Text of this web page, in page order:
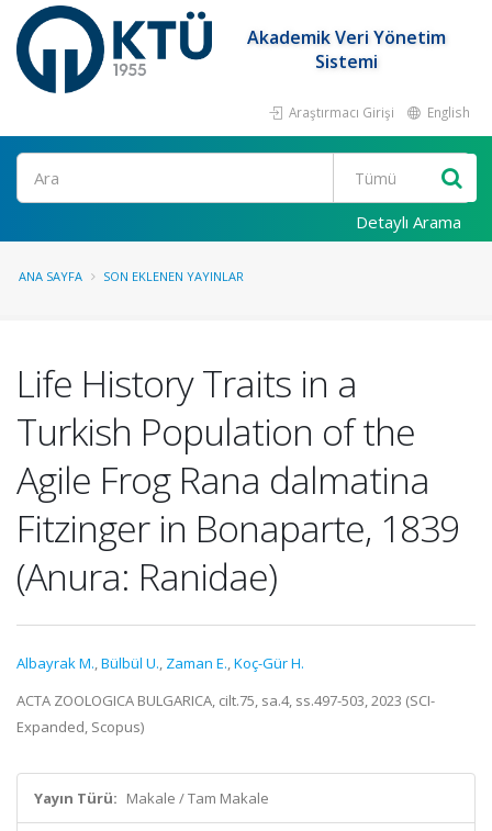
Akademik Veri Yönetim
Sistemi
Araştırmacı Girişi English
Ara
Detaylı Arama
ANA SAYFA SON EKLENEN YAYINLAR
Life History Traits in a
Turkish Population of the
Agile Frog Rana dalmatina
Fitzinger in Bonaparte, 1839
(Anura: Ranidae)
Albayrak M.,Bülbül U., Zaman E.,Koç-Gür H.
ACTA ZOOLOGICA BULGARICA, cilt.75, sa.4, ss.497-503, 2023 (SCI-
Expanded, Scopus)
Yayın Türü: Makale / Tam Makale